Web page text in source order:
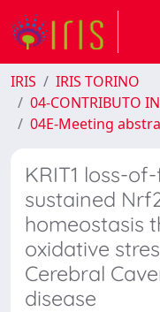
IRIS
IRIS TORINO
04-CONTRIBUTO
04E-Meeting
KRIT1 loss-
sustained
homeostasis
oxidative
Cerebral
disease